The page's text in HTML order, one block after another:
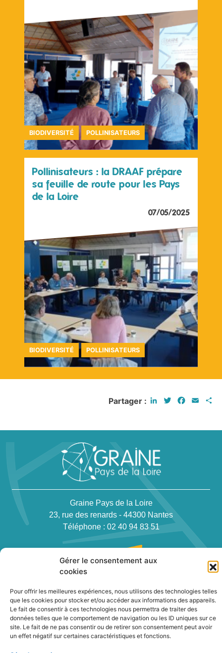
Gérer le consentement aux
cookies
Pour offrir les meilleures expériences, nous utilisons des technologies telles
que les cookies pour stocker et/ou accéder aux informations des appareils.
Le fait de consentir à ces technologies nous permettra de traiter des
données telles que le comportement de navigation ou les ID uniques sur ce
site. Le fait de ne pas consentir ou de retirer son consentement peut avoir
un effet négatif sur certaines caractéristiques et fonctions.
BIODIVERSITÉ POLLINISATEURS
Pollinisateurs : la DRAAF prépare
sa feuille de route pour les Pays
de la Loire
07/05/2025
BIODIVERSITÉ POLLINISATEURS
Partager : LinkedInTwitter Email
Graine Pays de la Loire
23, rue des renards - 44300 Nantes
Téléphone : 02 40 94 83 51
Newsletter
Contact
Politique de confidentialité des cookies